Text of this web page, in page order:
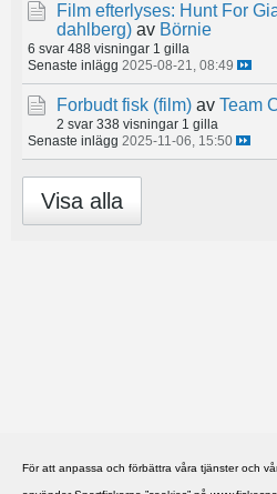
För att anpassa och förbättra våra tjänster och
Film efterlyses: Hunt For
dahlberg) av Börnie
6 svar 488 visningar 1 gilla
Senaste inlägg 2025-08-21, 08:49
Forbudt fisk (film) av Team
2 svar 338 visningar 1 gilla
Senaste inlägg 2025-11-06, 15:50
Visa alla